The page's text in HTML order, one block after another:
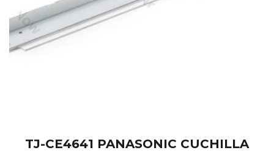
TJ-CE4641 PANASONIC CUCHILLA